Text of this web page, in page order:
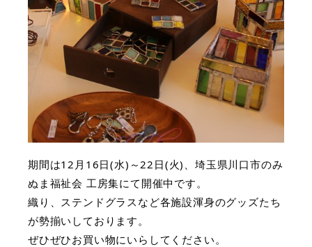
期間は12月16日(水)～22日(火)、埼玉県川口市のみ
ぬま福祉会 工房集にて開催中です。
織り、ステンドグラスなど各施設渾身のグッズたち
が勢揃いしております。
ぜひぜひお買い物にいらしてください。